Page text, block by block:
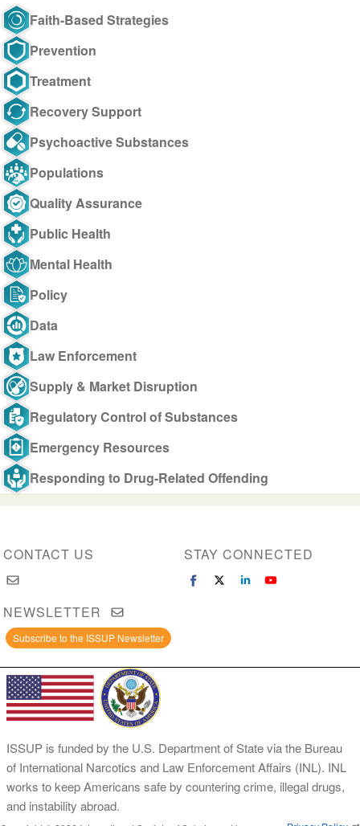
Faith-Based Strategies
Prevention
Treatment
Recovery Support
Psychoactive Substances
Populations
Quality Assurance
Public Health
Mental Health
Policy
Data
Law Enforcement
Supply & Market Disruption
Regulatory Control of Substances
Emergency Resources
Responding to Drug-Related Offending
CONTACT US STAY CONNECTED
NEWSLETTER
Subscribe to the ISSUP Newsletter
ISSUP is funded by the U.S. Department of State via the Bureau
of International Narcotics and Law Enforcement Affairs (INL). INL
works to keep Americans safe by countering crime, illegal drugs,
and instability abroad.